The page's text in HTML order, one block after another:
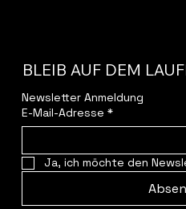
BLEIB AUF DEM
Newsletter Anmeldung
E-Mail-Adresse *
Ja, ich möchte den